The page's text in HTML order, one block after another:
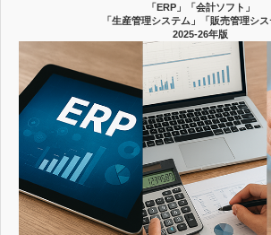
「ERP」「会計ソフト」
「生産管理システム」「販売管理シス
2025-26年版